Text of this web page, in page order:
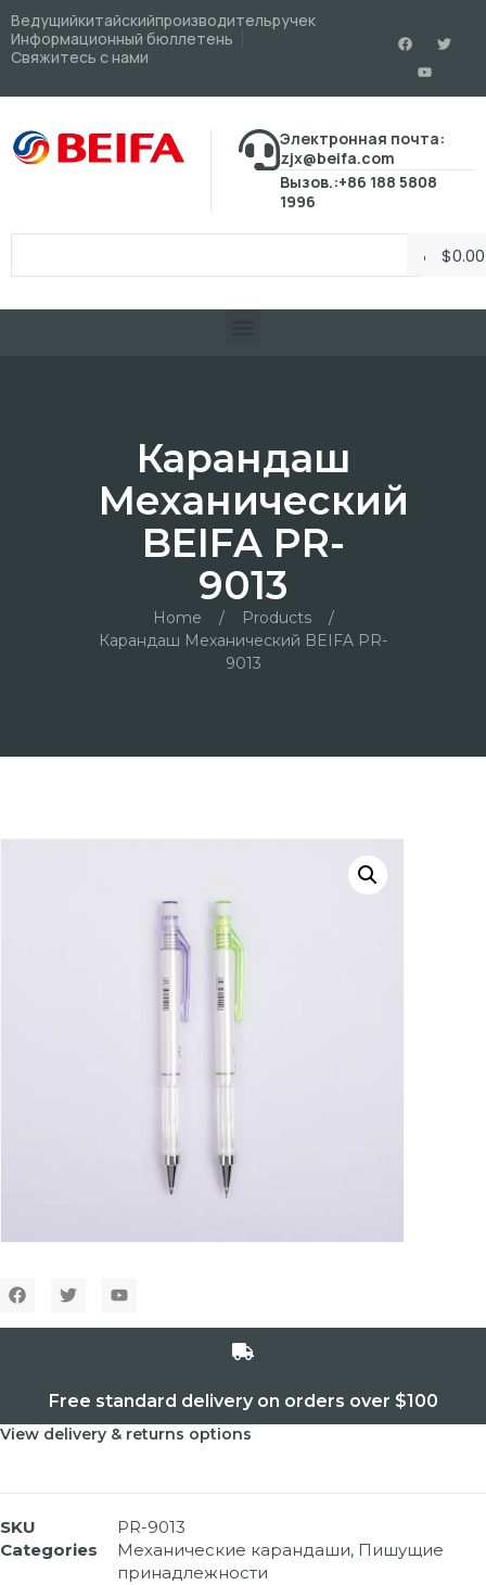
Ведущийкитайскийпроизводительручек
Информационный бюллетень
Свяжитесь с нами
Электронная почта:
zjx@beifa.com
Вызов.:+86 188 5808
1996
$0.00
Карандаш
Механический
BEIFA PR-
9013
Home / Products
/
Карандаш Механический BEIFA PR-
9013
Free standard delivery on orders over $100
View delivery & returns options
SKU
PR-9013
Categories
Механические карандаши, Пишущие
принадлежности